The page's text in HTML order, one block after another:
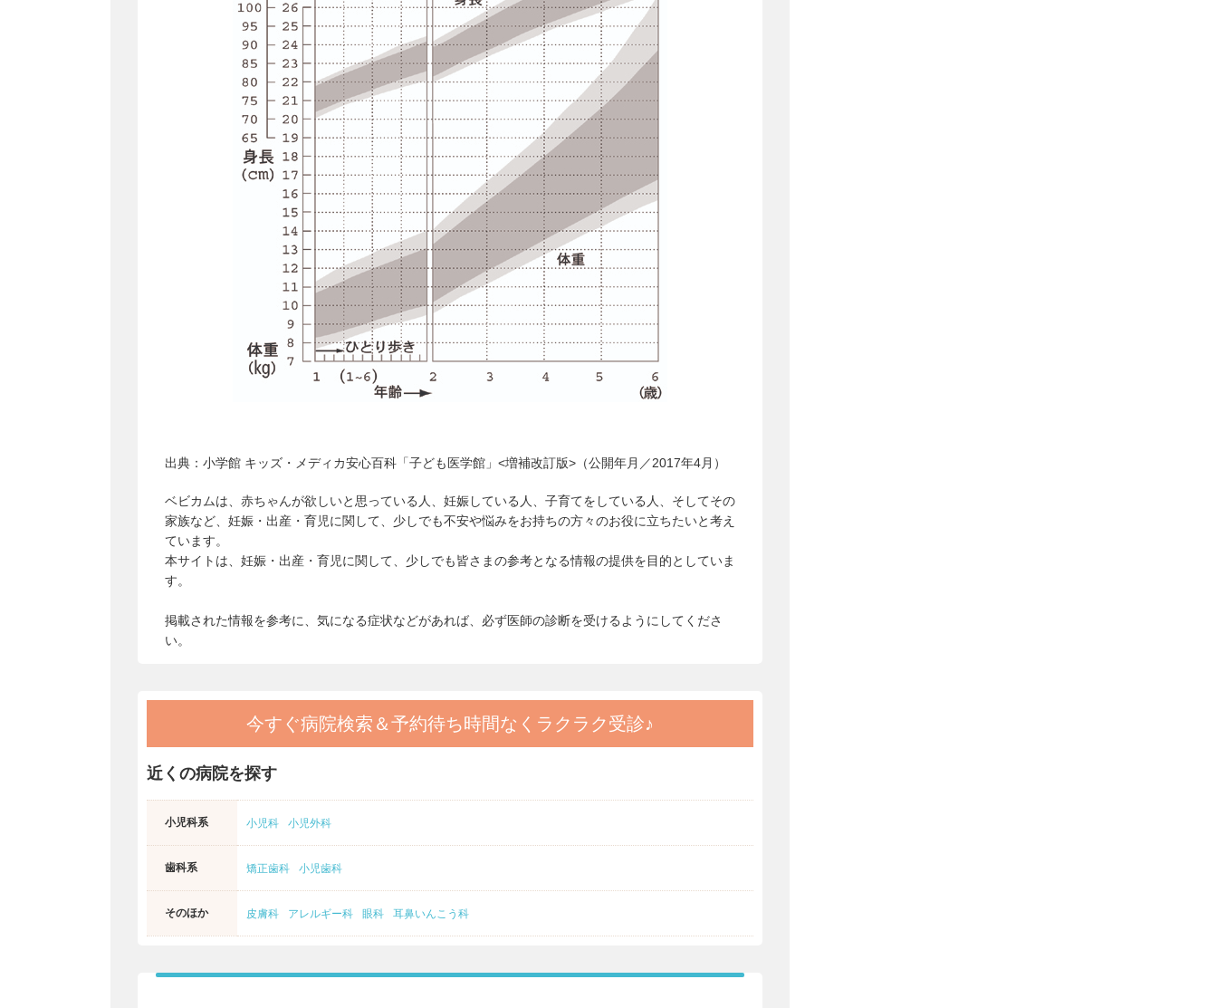
出典： 小学館 キッズ・メディカ安心百科「子ども医学館」<増補改訂版>（公開年月／2017年4月）
ベビカムは、赤ちゃんが欲しいと思っている人、妊娠している人、子育てをしている人、そしてその
家族など、妊娠・出産・育児に関して、少しでも不安や悩みをお持ちの方々のお役に立ちたいと考え
ています。
本サイトは、妊娠・出産・育児に関して、少しでも皆さまの参考となる情報の提供を目的としていま
す。
掲載された情報を参考に、気になる症状などがあれば、必ず医師の診断を受けるようにしてくださ
い。
今すぐ病院検索＆予約待ち時間なくラクラク受診♪
近くの病院を探す
小児科系 小児科 小児外科
歯科系 矯正歯科 小児歯科
そのほか 皮膚科 アレルギー科 眼科 耳鼻いんこう科